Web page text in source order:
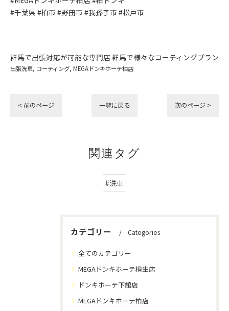
#千葉県 #柏市 #野田市 #我孫子市 #松戸市
群馬で出張対応が可能な専門店群馬で様々なコーティングプラン
出張洗車 コーティング MEGAドンキホーテ柏店
< 前のページ 一覧に戻る 次のページ >
関連タグ
#洗車
カテゴリー Categories
全てのカテゴリー
MEGAドンキホーテ桐生店
ドンキホーテ下館店
MEGAドンキホーテ柏店